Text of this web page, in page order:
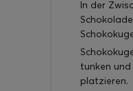
In der
tunken
platzieren.